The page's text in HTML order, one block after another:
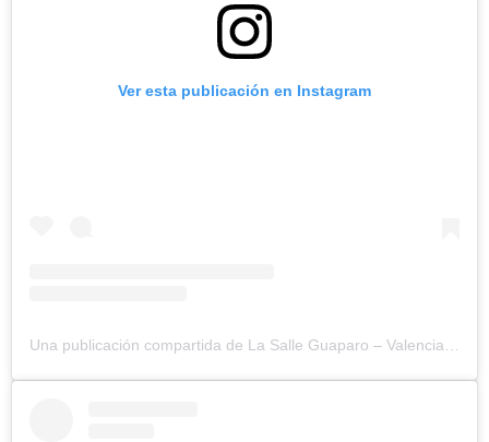
Ver esta publicación en Instagram
Una publicación compartida de La Salle Guaparo – Valencia (@lasallegv)